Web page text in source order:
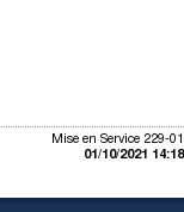
Mise en Service 229-01
01/10/2021 14:18